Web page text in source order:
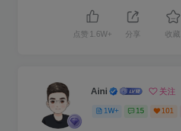
点赞 1.6W+ 分享 收藏
Aini 关注
1W+ 15 101